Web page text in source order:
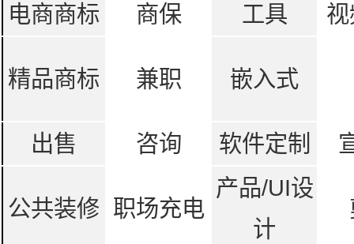
电商商标
商保 工具
精品商标 兼职 嵌入式
出售 咨询 软件定制
公共装修 职场充电
产品/UI设
计